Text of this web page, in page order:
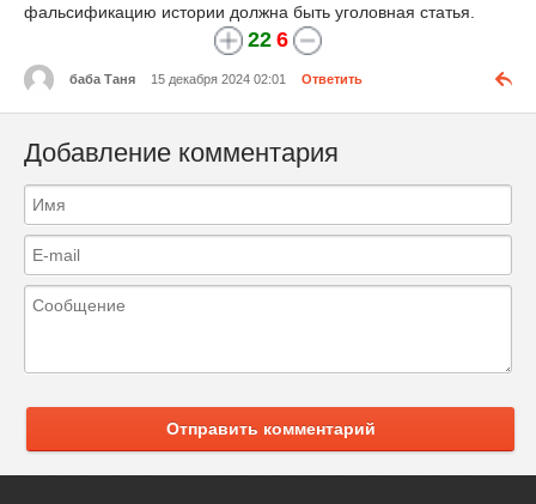
фальсификацию истории должна быть уголовная статья.
22 6
баба Таня 15 декабря 2024 02:01 Ответить
Добавление комментария
Отправить комментарий